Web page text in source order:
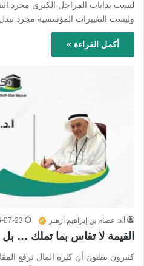
ليست بدايات المراحل الكبرى مجرد
وليست التغييرات المؤسسية مجرد
أكمل القراءة »
أ.د. عصام بن إبراهيم أزهـر 07-23
القيمة لا تقاس بما تملك … بل
كثيرون يظنون أن كثرة المال ترفع